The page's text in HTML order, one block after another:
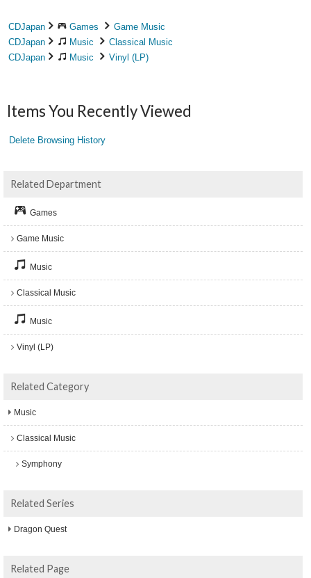
CDJapan Games
Game Music
CDJapan
Music
Classical Music
CDJapan
Music Vinyl (LP)
Items You Recently Viewed
Delete Browsing History
Related Department
Games
Game Music
Music
Classical Music
Music
Vinyl (LP)
Related Category
Music
Classical Music
Symphony
Related Series
Dragon Quest
Related Page